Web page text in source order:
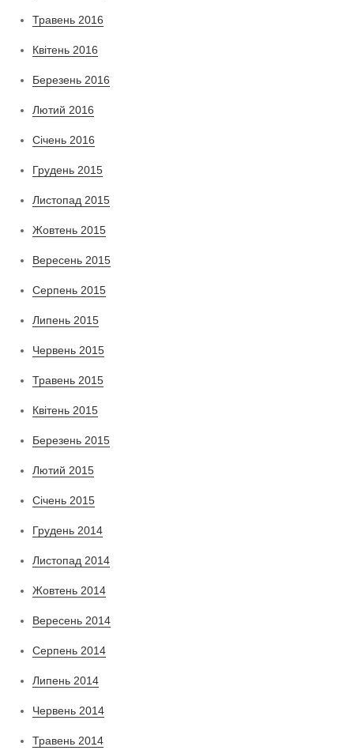
Травень 2016
Квітень 2016
Березень 2016
Лютий 2016
Січень 2016
Грудень 2015
Листопад 2015
Жовтень 2015
Вересень 2015
Серпень 2015
Липень 2015
Червень 2015
Травень 2015
Квітень 2015
Березень 2015
Лютий 2015
Січень 2015
Грудень 2014
Листопад 2014
Жовтень 2014
Вересень 2014
Серпень 2014
Липень 2014
Червень 2014
Травень 2014